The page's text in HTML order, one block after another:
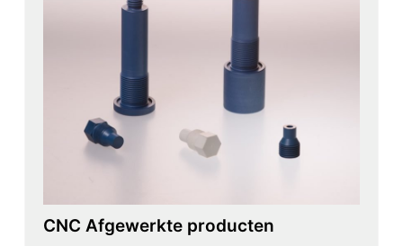
CNC Afgewerkte producten